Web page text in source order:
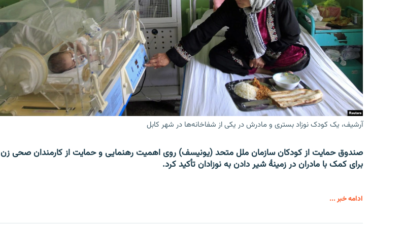
آرشیف، یک کودک نوزاد بستری و مادرش در یکی از شفاخانه‌ها در شهر کابل
صندوق حمایت از کودکان سازمان ملل متحد (یونیسف) روی اهمیت رهنمایی و حمایت از کارمندان صحی زن
برای کمک با مادران در زمینۀ شیر دادن به نوزادان تأکید کرد.
ادامه خبر ...